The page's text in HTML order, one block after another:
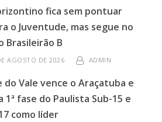
fica sem pontuar
o Juventude, mas segue no
Brasileirão B
AGOSTO DE 2026 ADMIN
do Vale vence o Araçatuba e
1ª fase do Paulista Sub-15 e
como líder